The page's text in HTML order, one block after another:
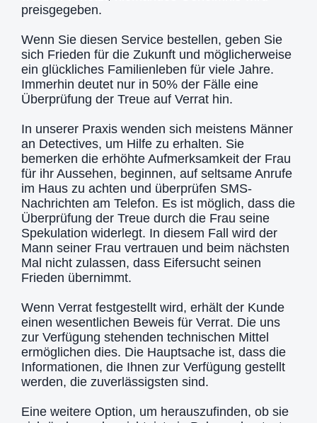
preisgegeben.
Wenn Sie diesen Service bestellen, geben Sie
sich Frieden für die Zukunft und möglicherweise
ein glückliches Familienleben für viele Jahre.
Immerhin deutet nur in 50% der Fälle eine
Überprüfung der Treue auf Verrat hin.
In unserer Praxis wenden sich meistens Männer
an Detectives, um Hilfe zu erhalten. Sie
bemerken die erhöhte Aufmerksamkeit der Frau
für ihr Aussehen, beginnen, auf seltsame Anrufe
im Haus zu achten und überprüfen SMS-
Nachrichten am Telefon. Es ist möglich, dass die
Überprüfung der Treue durch die Frau seine
Spekulation widerlegt. In diesem Fall wird der
Mann seiner Frau vertrauen und beim nächsten
Mal nicht zulassen, dass Eifersucht seinen
Frieden übernimmt.
Wenn Verrat festgestellt wird, erhält der Kunde
einen wesentlichen Beweis für Verrat. Die uns
zur Verfügung stehenden technischen Mittel
ermöglichen dies. Die Hauptsache ist, dass die
Informationen, die Ihnen zur Verfügung gestellt
werden, die zuverlässigsten sind.
Eine weitere Option, um herauszufinden, ob sie